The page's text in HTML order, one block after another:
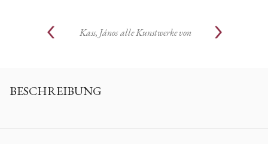
Kass, János alle Kunstwerke von
BESCHREIBUNG